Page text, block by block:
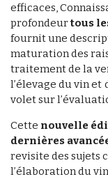
efficaces,
profondeurtous
fournit une
maturation des
traitement de la
l’élevage du vin et
volet sur
Cette nouvelle
dernières
revisite des sujets
l’élaboration du